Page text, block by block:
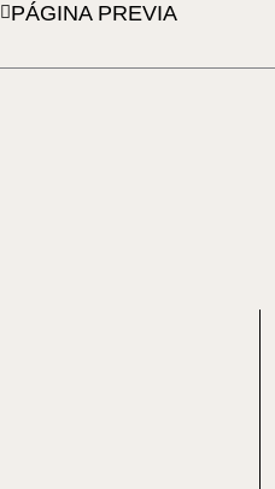
PÁGINA PREVIA